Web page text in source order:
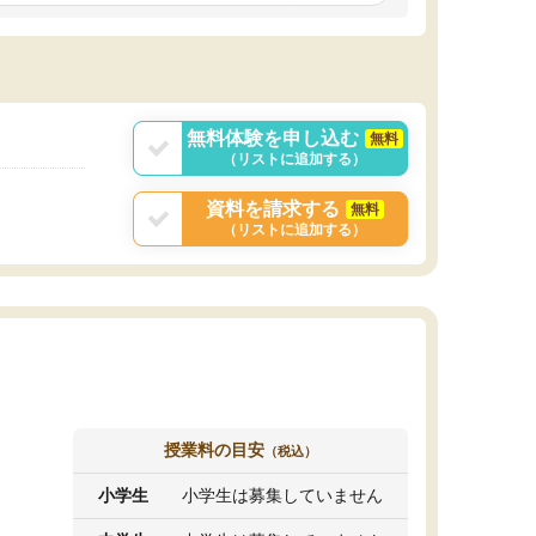
あれば自学自習で
からず辞めること
と感じました。
無料体験を申し込む
無料
（リストに追加する）
資料を請求する
無料
（リストに追加する）
授業料の目安 （税込）
小学生 小学生は募集していません